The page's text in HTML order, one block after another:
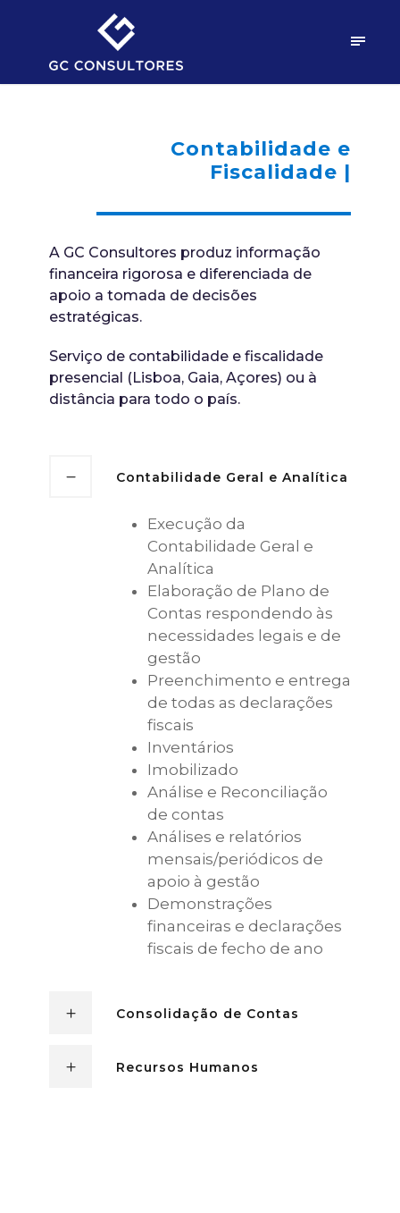
Contabilidade e
Fiscalidade |
A GC Consultores produz informação
financeira rigorosa e diferenciada de
apoio a tomada de decisões
estratégicas.
Serviço de contabilidade e fiscalidade
presencial (Lisboa, Gaia, Açores) ou à
distância para todo o país.
Contabilidade Geral e Analítica
Execução da
Contabilidade Geral e
Analítica
Elaboração de Plano de
Contas respondendo às
necessidades legais e de
gestão
Preenchimento e entrega
de todas as declarações
fiscais
Inventários
Imobilizado
Análise e Reconciliação
de contas
Análises e relatórios
mensais/periódicos de
apoio à gestão
Demonstrações
financeiras e declarações
fiscais de fecho de ano
Consolidação de Contas
Recursos Humanos